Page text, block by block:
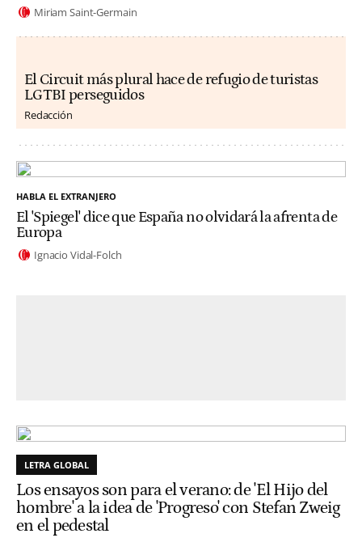
Miriam Saint-Germain
El Circuit más plural hace de refugio de turistas
LGTBI perseguidos
Redacción
HABLA EL EXTRANJERO
El 'Spiegel' dice que España no olvidará la afrenta de
Europa
Ignacio Vidal-Folch
LETRA GLOBAL
Los ensayos son para el verano: de 'El Hijo del
hombre' a la idea de 'Progreso' con Stefan Zweig
en el pedestal